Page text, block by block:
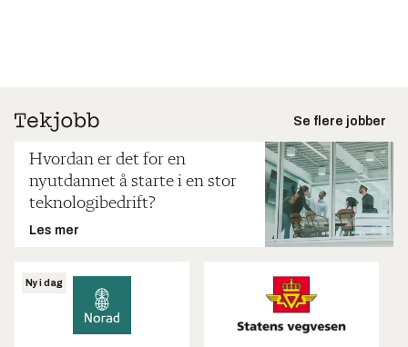
Se flere jobber
Hvordan er det for en
nyutdannet å starte i en stor
teknologibedrift?
Les mer
Ny i dag